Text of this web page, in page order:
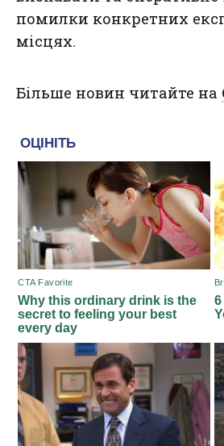
помилки конкретних
місцях.
Більше новин читайте на